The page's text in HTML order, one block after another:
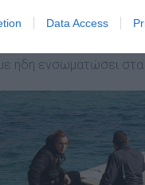
Data Access
για την χρήση του
ήδη ενσωµατώσει